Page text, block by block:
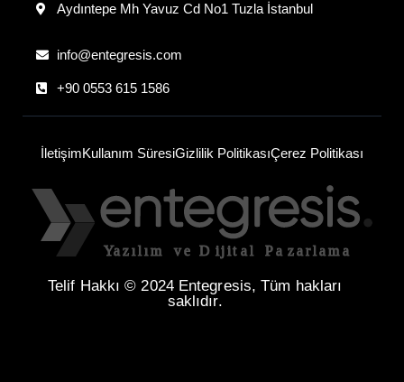
Aydıntepe Mh Yavuz Cd No1 Tuzla İstanbul
info@entegresis.com
+90 0553 615 1586
İletişimKullanım SüresiGizlilik PolitikasıÇerez Politikası
Telif Hakkı © 2024 Entegresis, Tüm hakları
saklıdır.